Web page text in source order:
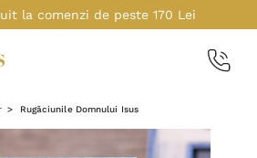
la comenzi de peste 170 Lei
Rugăciunile Domnului Isus